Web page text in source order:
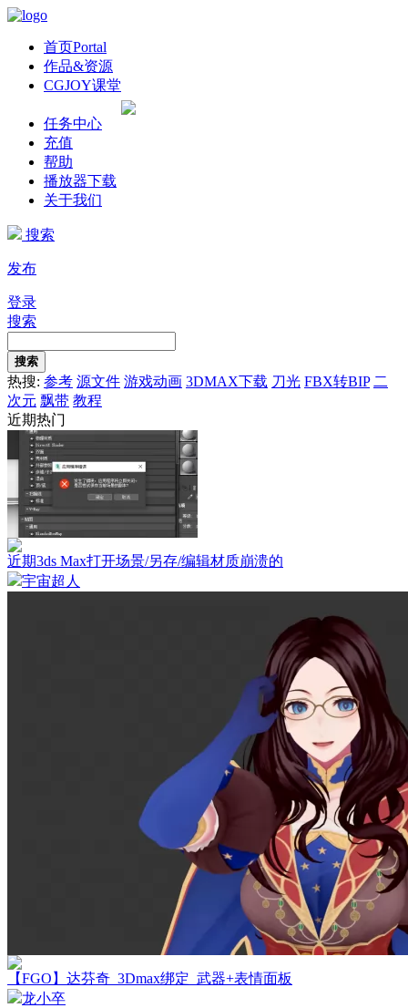
首页Portal
作品&资源
CGJOY课堂
任务中心
充值
帮助
播放器下载
关于我们
搜索
发布
登录
搜索
搜索
热搜: 参考 源文件 游戏动画 3DMAX下载 刀光 FBX转BIP 二
次元 飘带 教程
近期热门
近期3ds Max打开场景/另存/编辑材质崩溃的
宇宙超人
【FGO】达芬奇_3Dmax绑定_武器+表情面板
龙小卒